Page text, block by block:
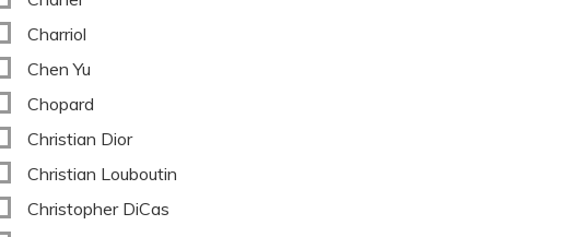
Charriol
Chen Yu
Chopard
Christian Dior
Christian Louboutin
Christopher DiCas